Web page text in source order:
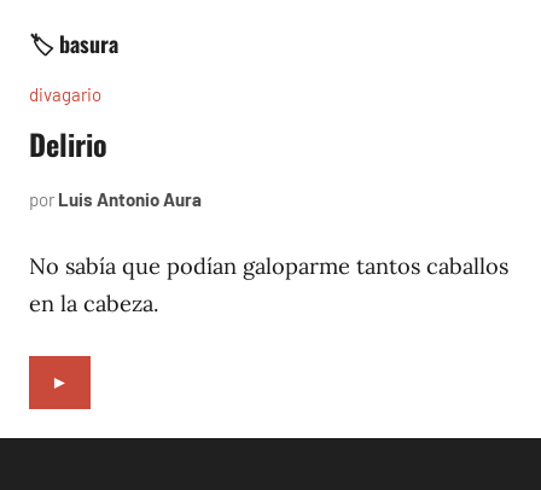
🏷️ basura
divagario
Delirio
por Luis Antonio Aura
1996
No sabía que podían galoparme tantos caballos
en la cabeza.
►